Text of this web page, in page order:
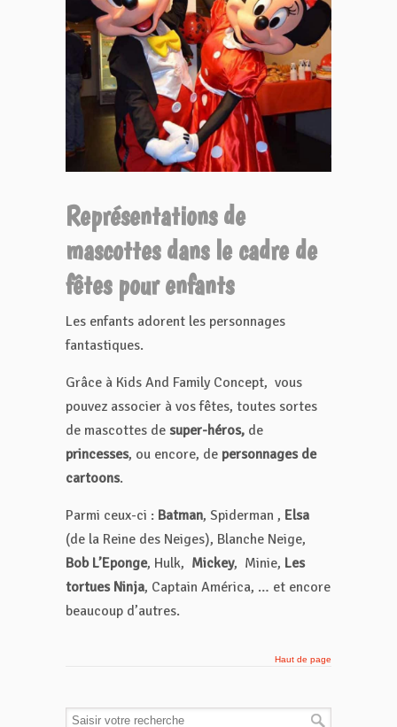
Représentations de
mascottes dans le cadre de
fêtes pour enfants
Les enfants adorent les personnages
fantastiques.
Grâce à Kids And Family Concept, vous
pouvez associer à vos fêtes, toutes sortes
de mascottes de super-héros, de
princesses, ou encore, de personnages de
cartoons.
Parmi ceux-ci : Batman, Spiderman , Elsa
(de la Reine des Neiges), Blanche Neige,
Bob L’Eponge, Hulk, Mickey, Minie, Les
tortues Ninja, Captain América, … et encore
beaucoup d’autres.
Haut de page